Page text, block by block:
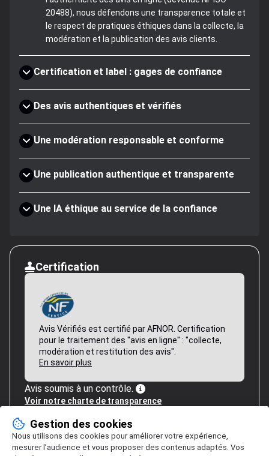
20488), nous défendons une transparence totale et
le respect de pratiques éthiques dans la collecte, la
modération et la publication des avis clients.
Certification et label : gages de confiance
Des avis authentiques et vérifiés
Une modération responsable et conforme
Une publication authentique et transparente
Une IA éthique au service de la confiance
Certification
Avis Vérifiés est certifié par AFNOR. Certification
pour le traitement des "avis en ligne" : "collecte,
modération et restitution des avis".
En savoir plus
Avis soumis à un contrôle.
Voir notre charte de transparence
Gestion des cookies
Nous utilisons des cookies pour améliorer votre expérience,
mesurer l’audience et vous proposer des contenus adaptés. Vos